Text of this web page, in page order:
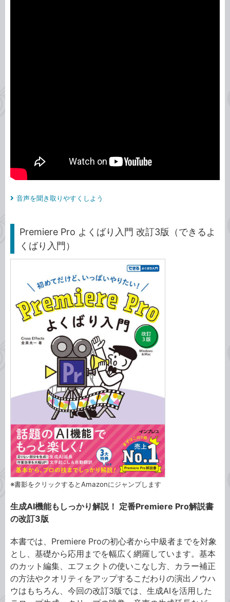
音声を聞き取りやすくしよう
Premiere Pro よくばり入門 改訂3版（できるよ
くばり入門）
※書影をクリックするとAmazonにジャンプします
生成AI機能もしっかり解説！ 定番Premiere Pro解説書
の改訂3版
本書では、Premiere Proの初心者から中級者までを対象
とし、基礎から応用までを幅広く網羅しています。基本
のカット編集、エフェクトの使いこなし方、カラー補正
の方法やクオリティをアップするこだわりの演出ノウハ
ウはもちろん、今回の改訂3版では、生成AIを活用した